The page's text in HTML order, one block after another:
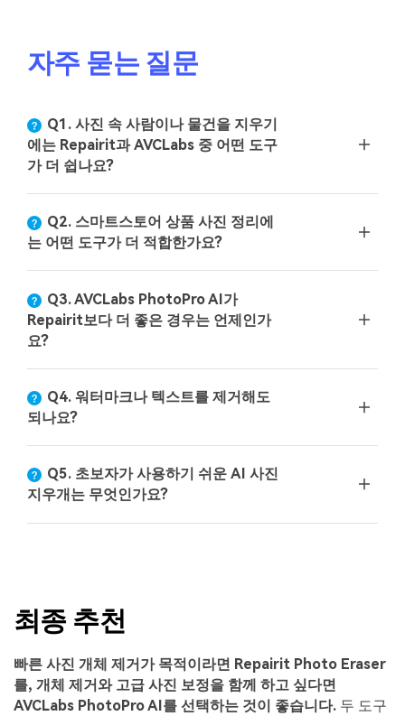
자주 묻는 질문
Q1. 사진 속 사람이나 물건을 지우기
에는 Repairit과 AVCLabs 중 어떤 도구
가 더 쉽나요?
Q2. 스마트스토어 상품 사진 정리에
는 어떤 도구가 더 적합한가요?
Q3. AVCLabs PhotoPro AI가
Repairit보다 더 좋은 경우는 언제인가
요?
Q4. 워터마크나 텍스트를 제거해도
되나요?
Q5. 초보자가 사용하기 쉬운 AI 사진
지우개는 무엇인가요?
최종 추천
빠른 사진 개체 제거가 목적이라면 Repairit Photo Eraser
를, 개체 제거와 고급 사진 보정을 함께 하고 싶다면
AVCLabs PhotoPro AI를 선택하는 것이 좋습니다. 두 도구